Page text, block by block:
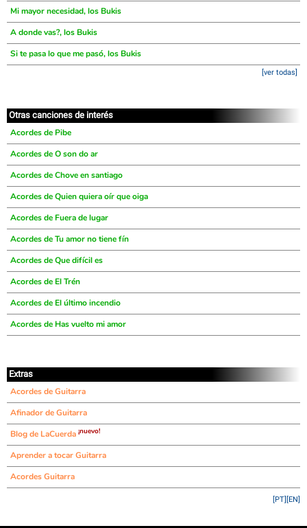
Mi mayor necesidad, los Bukis
A donde vas?, los Bukis
Si te pasa lo que me pasó, los Bukis
[ver todas]
Otras canciones de interés
Acordes de Pibe
Acordes de O son do ar
Acordes de Chove en santiago
Acordes de Quien quiera oír que oiga
Acordes de Fuera de lugar
Acordes de Tu amor no tiene fín
Acordes de Que difícil es
Acordes de El Trén
Acordes de El último incendio
Acordes de Has vuelto mi amor
Extras
Acordes de Guitarra
Afinador de Guitarra
Blog de LaCuerda ¡nuevo!
Aprender a tocar Guitarra
Acordes Guitarra
[EN]
[PT]